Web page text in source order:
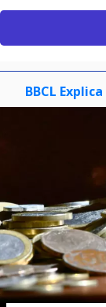
BBCL Explica